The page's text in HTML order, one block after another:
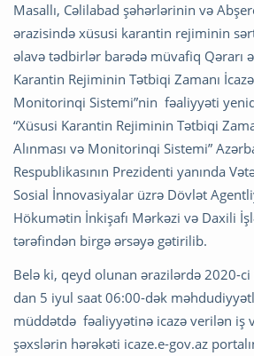
Masallı, Cəlilabad şəhərlərinin və
ərazisində xüsusi karantin rejiminin
əlavə tədbirlər barədə müvafiq Qərarı
Karantin Rejiminin Tətbiqi Zamanı
Monitorinqi Sistemi”nin fəaliyyəti
“Xüsusi Karantin Rejiminin Tətbiqi
Alınması və Monitorinqi Sistemi”
Respublikasının Prezidenti yanında
Sosial İnnovasiyalar üzrə Dövlət
Hökumətin İnkişafı Mərkəzi və Daxili
tərəfindən birgə ərsəyə gətirilib.
Belə ki, qeyd olunan ərazilərdə 2020-
dan 5 iyul saat 06:00-dək
müddətdə fəaliyyətinə icazə verilən iş
şəxslərin hərəkəti icaze.e-gov.az